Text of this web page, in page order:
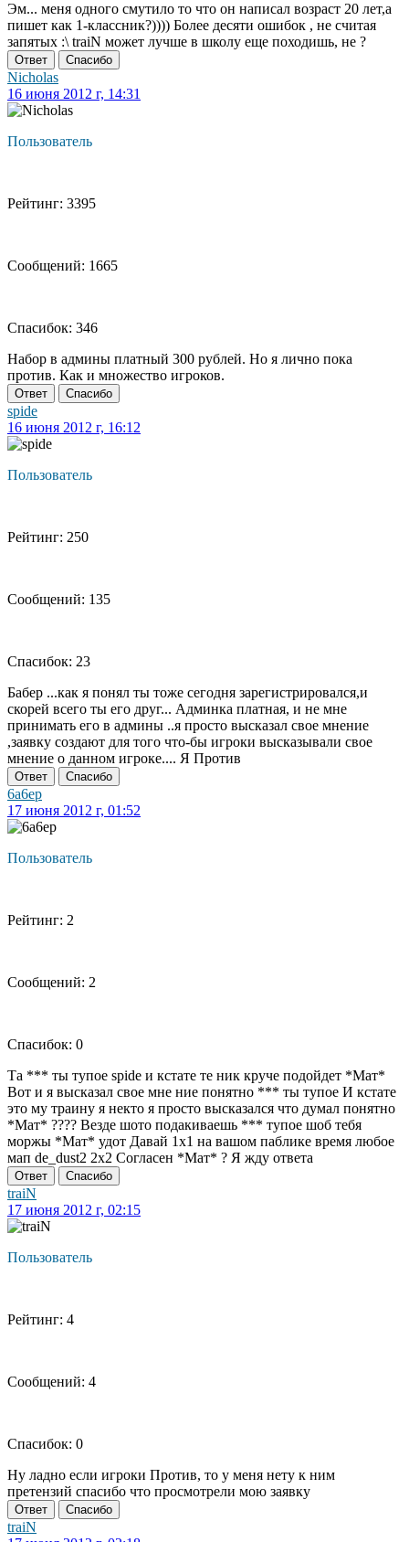
Эм... меня одного смутило то что он написал возраст 20 лет,а
пишет как 1-классник?)))) Более десяти ошибок , не считая
запятых :\ traiN может лучше в школу еще походишь, не ?
Ответ Спасибо
Nicholas
16 июня 2012 г, 14:31
Пользователь
Рейтинг: 3395
Сообщений: 1665
Спасибок: 346
Набор в админы платный 300 рублей. Но я лично пока
против. Как и множество игроков.
Ответ Спасибо
spide
16 июня 2012 г, 16:12
Пользователь
Рейтинг: 250
Сообщений: 135
Спасибок: 23
Бабер ...как я понял ты тоже сегодня зарегистрировался,и
скорей всего ты его друг... Админка платная, и не мне
принимать его в админы ..я просто высказал свое мнение
,заявку создают для того что-бы игроки высказывали свое
мнение о данном игроке.... Я Против
Ответ Спасибо
6a6ep
17 июня 2012 г, 01:52
Пользователь
Рейтинг: 2
Сообщений: 2
Спасибок: 0
Та *** ты тупое spide и кстате те ник круче подойдет *Мат*
Вот и я высказал свое мне ние понятно *** ты тупое И кстате
это му траину я некто я просто высказался что думал понятно
*Мат* ???? Везде шото подакиваешь *** тупое шоб тебя
моржы *Мат* удот Давай 1х1 на вашом паблике время любое
мап de_dust2 2x2 Согласен *Мат* ? Я жду ответа
Ответ Спасибо
traiN
17 июня 2012 г, 02:15
Пользователь
Рейтинг: 4
Сообщений: 4
Спасибок: 0
Ну ладно если игроки Против, то у меня нету к ним
претензий спасибо что просмотрели мою заявку
Ответ Спасибо
traiN